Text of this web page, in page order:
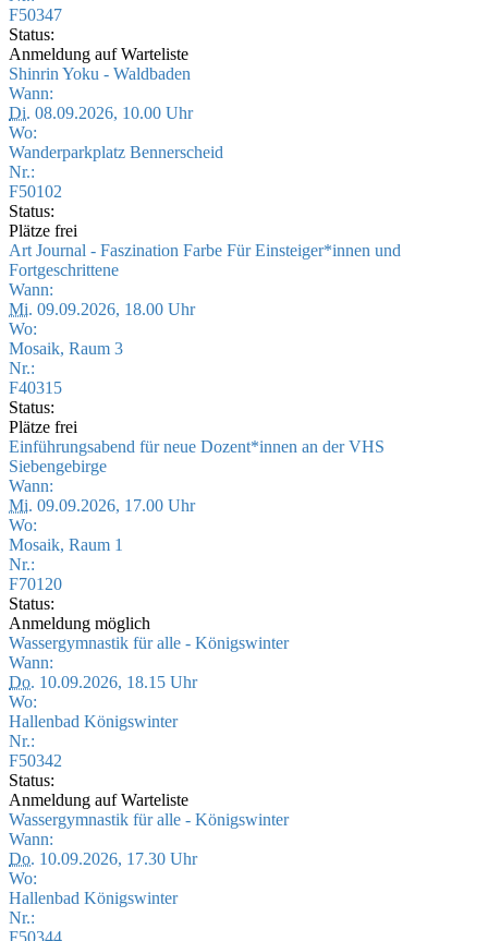
F50347
Status:
Anmeldung auf Warteliste
Shinrin Yoku - Waldbaden
Wann:
Di. 08.09.2026, 10.00 Uhr
Wo:
Wanderparkplatz Bennerscheid
Nr.:
F50102
Status:
Plätze frei
Art Journal - Faszination Farbe Für Einsteiger*innen und
Fortgeschrittene
Wann:
Mi. 09.09.2026, 18.00 Uhr
Wo:
Mosaik, Raum 3
Nr.:
F40315
Status:
Plätze frei
Einführungsabend für neue Dozent*innen an der VHS
Siebengebirge
Wann:
Mi. 09.09.2026, 17.00 Uhr
Wo:
Mosaik, Raum 1
Nr.:
F70120
Status:
Anmeldung möglich
Wassergymnastik für alle - Königswinter
Wann:
Do. 10.09.2026, 18.15 Uhr
Wo:
Hallenbad Königswinter
Nr.:
F50342
Status:
Anmeldung auf Warteliste
Wassergymnastik für alle - Königswinter
Wann:
Do. 10.09.2026, 17.30 Uhr
Wo:
Hallenbad Königswinter
Nr.: